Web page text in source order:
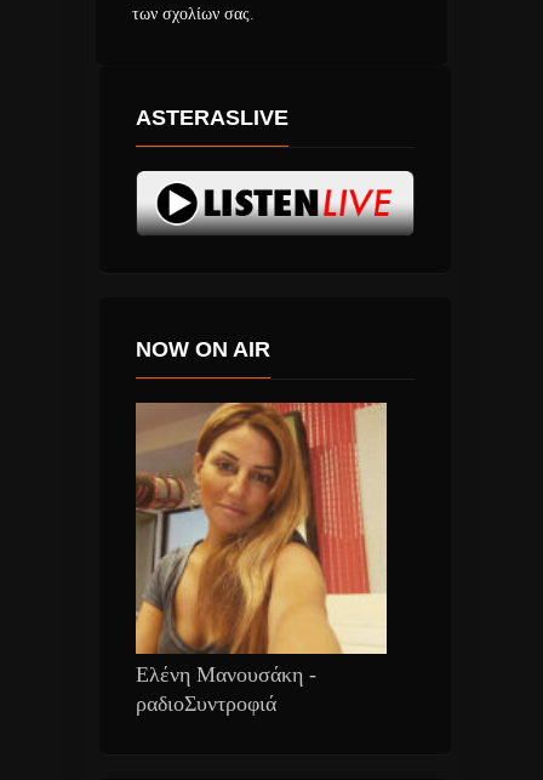
των σχολίων σας.
ASTERASLIVE
NOW ON AIR
Ελένη Μανουσάκη -
ραδιοΣυντροφιά